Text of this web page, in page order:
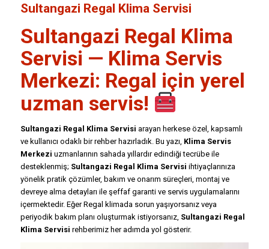
Sultangazi Regal Klima Servisi
Sultangazi Regal Klima
Servisi — Klima Servis
Merkezi: Regal için yerel
uzman servis!
Sultangazi Regal Klima Servisi arayan herkese özel, kapsamlı
ve kullanıcı odaklı bir rehber hazırladık. Bu yazı, Klima Servis
Merkezi uzmanlarının sahada yıllardır edindiği tecrübe ile
desteklenmiş; Sultangazi Regal Klima Servisi ihtiyaçlarınıza
yönelik pratik çözümler, bakım ve onarım süreçleri, montaj ve
devreye alma detayları ile şeffaf garanti ve servis uygulamalarını
içermektedir. Eğer Regal klimada sorun yaşıyorsanız veya
periyodik bakım planı oluşturmak istiyorsanız, Sultangazi Regal
Klima Servisi rehberimiz her adımda yol gösterir.